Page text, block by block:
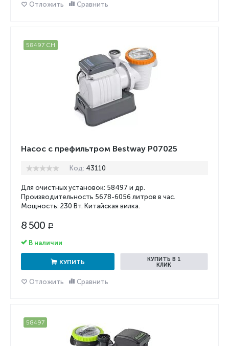
Отложить Сравнить
58497 CH
Насос с префильтром Bestway P07025
Код: 43110
Для очистных установок: 58497 и др.
Производительность 5678-6056 литров в час.
Мощность: 230 Вт. Китайская вилка.
8 500 Р
В наличии
КУПИТЬ
КУПИТЬ В 1
КЛИК
Отложить Сравнить
58497